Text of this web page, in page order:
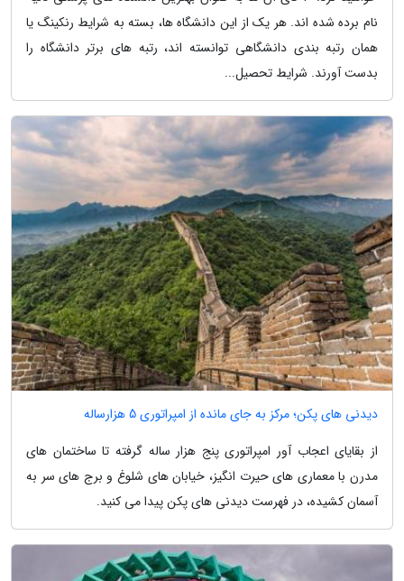
نام برده شده اند. هر یک از این دانشگاه ها، بسته به شرایط رنکینگ یا
همان رتبه بندی دانشگاهی توانسته اند، رتبه های برتر دانشگاه را
بدست آورند. شرایط تحصیل...
دیدنی های پکن؛ مرکز به جای مانده از امپراتوری 5 هزارساله
از بقایای اعجاب آور امپراتوری پنج هزار ساله گرفته تا ساختمان های
مدرن با معماری های حیرت انگیز، خیابان های شلوغ و برج های سر به
آسمان کشیده، در فهرست دیدنی های پکن پیدا می کنید.